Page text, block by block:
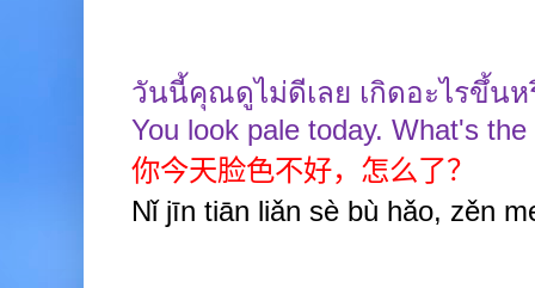
วันนี้คุณดูไม่ดีเลย เกิดอะไรขึ้นห
You look pale today. What's
你今天脸色不好，怎么了？
Nǐ jīn tiān liǎn sè bù hǎo, zěn